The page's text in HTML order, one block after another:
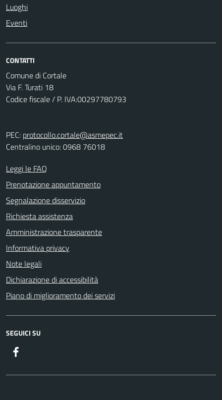
Luoghi
Eventi
CONTATTI
Comune di Cortale
Via F. Turati 18
Codice fiscale / P. IVA:00297780793
PEC: protocollo.cortale@asmepec.it
Centralino unico: 0968 76018
Leggi le FAQ
Prenotazione appuntamento
Segnalazione disservizio
Richiesta assistenza
Amministrazione trasparente
Informativa privacy
Note legali
Dichiarazione di accessibilità
Piano di miglioramento dei servizi
SEGUICI SU